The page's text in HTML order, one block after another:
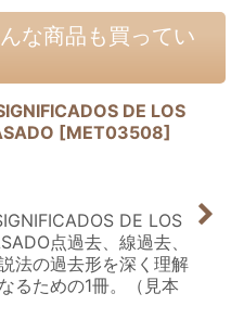
な商品も買ってい
DE LOS
[MET03508]
DE LOS
点過去、線過去、
法の過去形を深く理解
るための1冊。（見本